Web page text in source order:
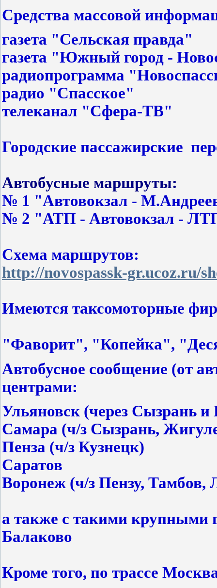
Средства массовой
газета "Сельская правда"
газета "Южный город -
радиопрограмма
радио "Спасское"
телеканал "Сфера-ТВ"
Городские пассажирские
Автобусные маршруты:
№ 1 "Автовокзал -
№ 2 "АТП - Автовокзал -
Схема маршрутов:
http://novospassk-gr.ucoz.ru/
Имеются таксомоторные
"Фаворит", "Копейка",
Автобусное сообщение (от
центрами:
Ульяновск (через Сызрань и
Самара (ч/з Сызрань,
Пенза (ч/з Кузнецк)
Саратов
Воронеж (ч/з Пензу, Тамбов,
а также с такими крупными
Балаково
Кроме того, по трассе